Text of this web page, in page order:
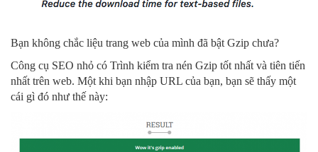
Bạn không chắc liệu trang web của mình đã bật Gzip chưa?
Công cụ SEO nhỏ có Trình kiểm tra nén Gzip tốt nhất và tiên tiến
nhất trên web. Một khi bạn nhập URL của bạn, bạn sẽ thấy một
cái gì đó như thế này: